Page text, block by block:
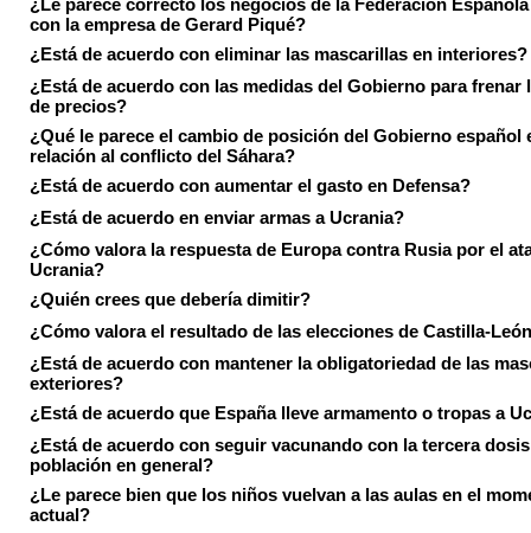
¿Le parece correcto los negocios de la Federación
con la empresa de Gerard Piqué?
¿Está de acuerdo con eliminar las mascarillas en interiores?
¿Está de acuerdo con las medidas del Gobierno para frenar
de precios?
¿Qué le parece el cambio de posición del Gobierno español
relación al conflicto del Sáhara?
¿Está de acuerdo con aumentar el gasto en Defensa?
¿Está de acuerdo en enviar armas a Ucrania?
¿Cómo valora la respuesta de Europa contra Rusia por el
Ucrania?
¿Quién crees que debería dimitir?
¿Cómo valora el resultado de las elecciones de Castilla-
¿Está de acuerdo con mantener la obligatoriedad de las
exteriores?
¿Está de acuerdo que España lleve armamento o tropas a
¿Está de acuerdo con seguir vacunando con la tercera
población en general?
¿Le parece bien que los niños vuelvan a las aulas en el
actual?